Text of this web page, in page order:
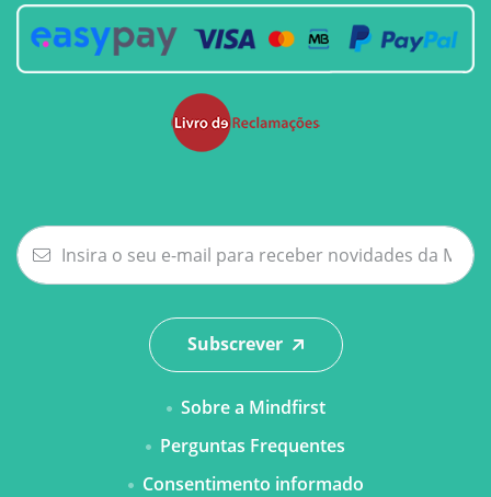
Subscrever
Sobre a Mindfirst
Perguntas Frequentes
Consentimento informado